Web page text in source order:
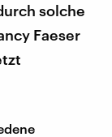
solche
Faeser